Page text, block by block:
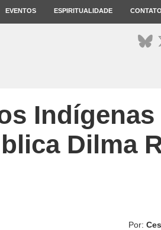
EVENTOS ESPIRITUALIDADE CONTATO
Dilma
Por: